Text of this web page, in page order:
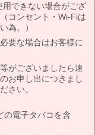
できない場合がござ
コンセント・Wi-Fiは
為。）
要な場合はお客様に
がございましたら速
お申し出につきまし
さい。
の電子タバコを含